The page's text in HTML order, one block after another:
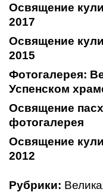
Освящение
2017
Освящение
2015
Фотогалерея:
Успенском
Освящение
фотогалерея
Освящение
2012
Рубрики: